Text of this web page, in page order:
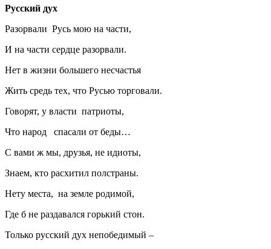
Русский дух
Разорвали Русь мою на части,
И на части сердце разорвали.
Нет в жизни большего несчастья
Жить средь тех, что Русью торговали.
Говорят, у власти патриоты,
Что народ спасали от беды…
С вами ж мы, друзья, не идиоты,
Знаем, кто расхитил полстраны.
Нету места, на земле родимой,
Где б не раздавался горький стон.
Только русский дух непобедимый –